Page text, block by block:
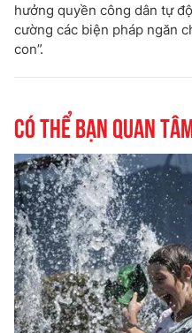
hưởng quyền công dân tự
cường các biện pháp ngăn
con”.
Có thể bạn quan